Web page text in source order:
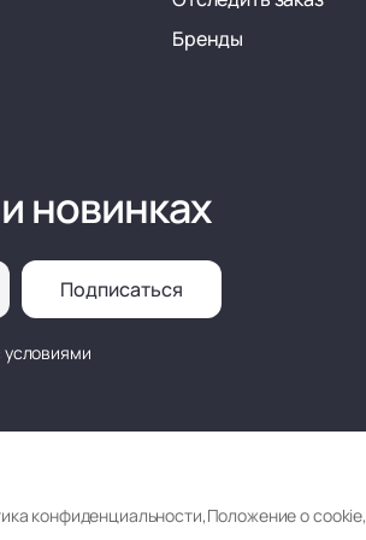
Бренды
новинках
Подписаться
условиями
конфиденциальности,Положение о cookie,